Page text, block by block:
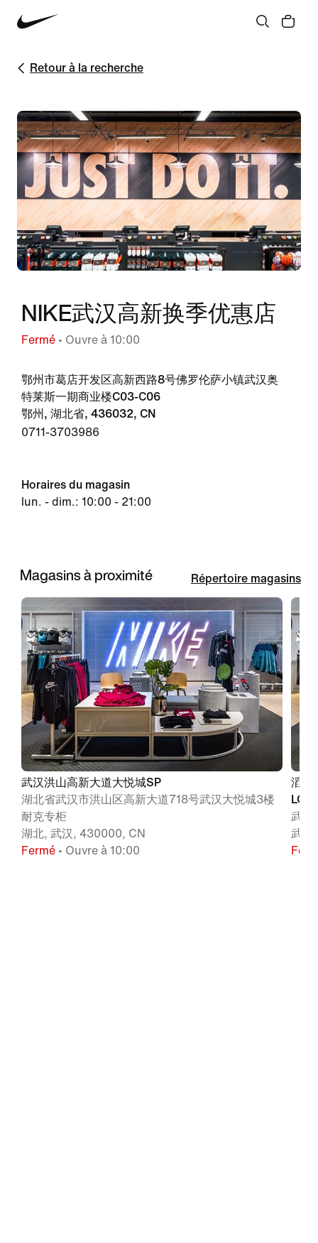
Retour à la recherche
NIKE武汉高新换季优惠店
Fermé • Ouvre à 10:00
鄂州市葛店开发区高新西路8号佛罗伦萨小镇武汉奥
特莱斯一期商业楼C03-C06
鄂州, 湖北省, 436032, CN
0711-3703986
Horaires du magasin
lun. - dim.: 10:00 - 21:00
Magasins à proximité Répertoire magasins
武汉洪山高新大道大悦城SP
湖北省武汉市洪山区高新大道718号武汉大悦城3楼
耐克专柜
湖北, 武汉, 430000, CN
Fermé • Ouvre à 10:00
滔搏
武汉
武汉